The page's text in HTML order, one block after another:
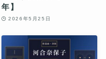
年】
2026年5月25日